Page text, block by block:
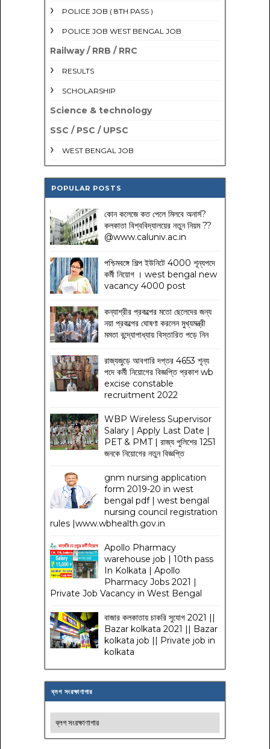
POLICE JOB ( 8TH PASS )
POLICE JOB WEST BENGAL JOB
Railway / RRB / RRC
RESULTS
SCHOLARSHIP
Science & technology
SSC / PSC / UPSC
WEST BENGAL JOB
POPULAR POSTS
কোন কলেজে কত পেলে মিলবে অনার্স?
কলকাতা বিশ্ববিদ্যালয়ের নতুন নিয়ম??
@www.caluniv.ac.in
পশ্চিমবঙ্গে শিল্প ইউনিটে 4000 শূন্যপদে
কর্মী নিয়োগ । west bengal new
vacancy 4000 post
কন্যাশ্রীর প্রকল্পের মতো ছেলেদের জন্য
নয়া প্রকল্পের ঘোষণা করলেন মুখ্যমন্ত্রী
মমতা বন্দ্যোপাধ্যায় বিস্তারিত পড়ে নিন
রাজ্যজুড়ে আবগারি দপ্তর 4653 শূন্য
পদে কর্মী নিয়োগের বিজ্ঞপ্তি প্রকাশ wb
excise constable
recruitment 2022
WBP Wireless Supervisor
Salary | Apply Last Date |
PET & PMT | রাজ্য পুলিশের 1251
জনকে নিয়োগের নতুন বিজ্ঞপ্তি
gnm nursing application
form 2019-20 in west
bengal pdf | west bengal
nursing council registration
rules |www.wbhealth.gov.in
Apollo Pharmacy
warehouse job | 10th pass
In Kolkata | Apollo
Pharmacy Jobs 2021 |
Private Job Vacancy in West Bengal
বাজার কলকাতায় চাকরি সুযোগ 2021 ||
Bazar kolkata 2021 || Bazar
kolkata job || Private job in
kolkata
ব্লগ সংরক্ষাণাগার